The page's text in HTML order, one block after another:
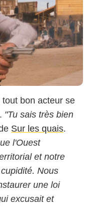
bon acteur se
"Tu sais très bien
Sur les quais.
l'Ouest
et notre
Nous
une loi
excusait et